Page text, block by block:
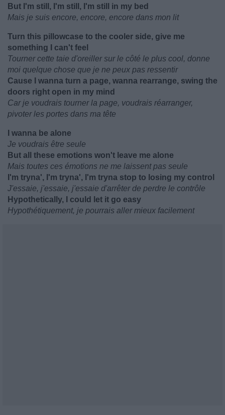
But I'm still, I'm still, I'm still in my bed
Mais je suis encore, encore, encore dans mon lit
Turn this pillowcase to the cooler side, give me
something I can't feel
Tourner cette taie d'oreiller sur le côté le plus cool, donne
moi quelque chose que je ne peux pas ressentir
Cause I wanna turn a page, wanna rearrange, swing the
doors right open in my mind
Car je voudrais tourner la page, voudrais réarranger,
pivoter les portes dans ma tête
I wanna be alone
Je voudrais être seule
But all these emotions won't leave me alone
Mais toutes ces émotions ne me laissent pas seule
I'm tryna', I'm tryna', I'm tryna stop to losing my control
J'essaie, j'essaie, j'essaie d'arrêter de perdre le contrôle
Hypothetically, I could let it go easy
Hypothétiquement, je pourrais aller mieux facilement